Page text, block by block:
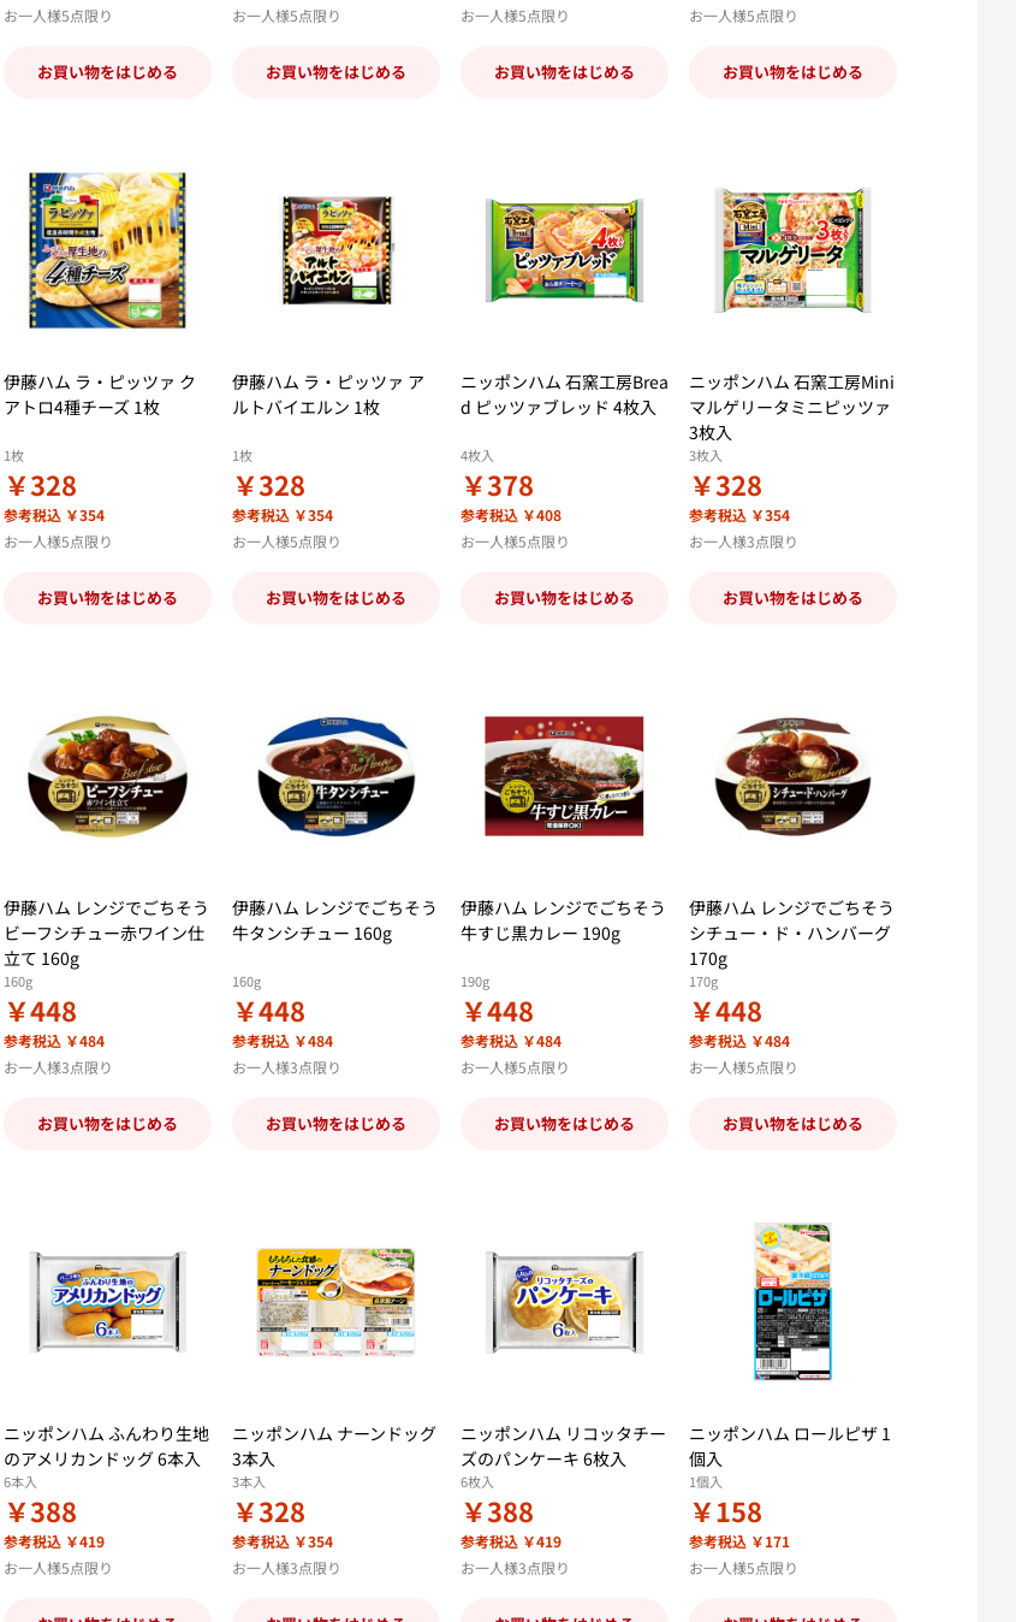
お一人様5点限り
お買い物をはじめる
お一人様5点限り
お買い物をはじめる
お一人様5点限り
お買い物をはじめる
お一人様5点限り
お買い物をはじめる
伊藤ハム ラ・ピッツァ ク
アトロ4種チーズ 1枚
1枚
￥328
参考税込 ￥354
お一人様5点限り
お買い物をはじめる
伊藤ハム ラ・ピッツァ ア
ルトバイエルン 1枚
1枚
￥328
参考税込 ￥354
お一人様5点限り
お買い物をはじめる
ニッポンハム 石窯工房Brea
d ピッツァブレッド 4枚入
4枚入
￥378
参考税込 ￥408
お一人様5点限り
お買い物をはじめる
ニッポンハム 石窯工房Mini
マルゲリータミニピッツァ
3枚入
3枚入
￥328
参考税込 ￥354
お一人様3点限り
お買い物をはじめる
伊藤ハム レンジでごちそう
ビーフシチュー赤ワイン仕
立て 160g
160g
￥448
参考税込 ￥484
お一人様3点限り
お買い物をはじめる
伊藤ハム レンジでごちそう
牛タンシチュー 160g
160g
￥448
参考税込 ￥484
お一人様3点限り
お買い物をはじめる
伊藤ハム レンジでごちそう
牛すじ黒カレー 190g
190g
￥448
参考税込 ￥484
お一人様5点限り
お買い物をはじめる
伊藤ハム レンジでごちそう
シチュー・ド・ハンバーグ
170g
170g
￥448
参考税込 ￥484
お一人様5点限り
お買い物をはじめる
ニッポンハム ふんわり生地
のアメリカンドッグ 6本入
6本入
￥388
参考税込 ￥419
お一人様5点限り
ニッポンハム ナーンドッグ
3本入
3本入
￥328
参考税込 ￥354
お一人様3点限り
ニッポンハム リコッタチー
ズのパンケーキ 6枚入
6枚入
￥388
参考税込 ￥419
お一人様3点限り
ニッポンハム ロールピザ 1
個入
1個入
￥158
参考税込 ￥171
お一人様5点限り